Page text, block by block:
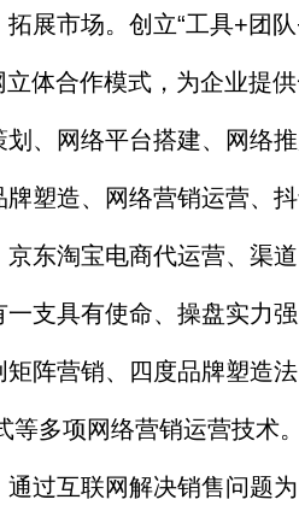
展市场。创立“工具+团
立体合作模式，为企业提
划、网络平台搭建、网络
塑造、网络营销运营、
东淘宝电商代运营、渠
一支具有使命、操盘实力
阵营销、四度品牌塑造
等多项网络营销运营技术
过互联网解决销售问题